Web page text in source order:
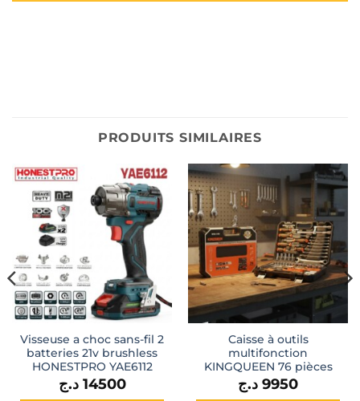
PRODUITS SIMILAIRES
Visseuse a choc sans-fil 2
batteries 21v brushless
HONESTPRO YAE6112
14500 د.ج
Caisse à outils
multifonction
KINGQUEEN 76 pièces
9950 د.ج